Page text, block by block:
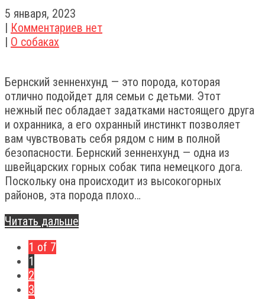
5 января, 2023
| Комментариев нет
| О собаках
Бернский зенненхунд — это порода, которая
отлично подойдет для семьи с детьми. Этот
нежный пес обладает задатками настоящего друга
и охранника, а его охранный инстинкт позволяет
вам чувствовать себя рядом с ним в полной
безопасности. Бернский зенненхунд — одна из
швейцарских горных собак типа немецкого дога.
Поскольку она происходит из высокогорных
районов, эта порода плохо…
Читать дальше
1 of 7
1
2
3